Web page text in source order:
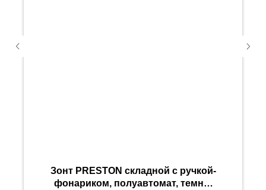
Зонт PRESTON складной с ручкой-
фонариком, полуавтомат, темно-